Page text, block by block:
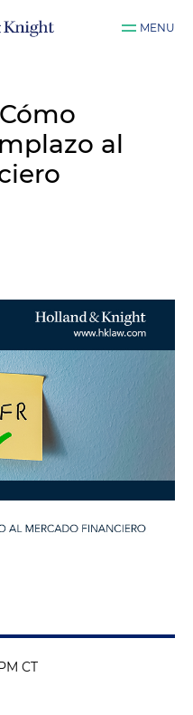
MENU
al
CT